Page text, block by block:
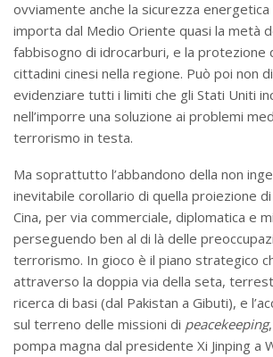
ovviamente anche la sicurezza energetica
importa dal Medio Oriente quasi la metà
fabbisogno di idrocarburi, e la protezione
cittadini cinesi nella regione. Può poi non
evidenziare tutti i limiti che gli Stati Uniti
nell’imporre una soluzione ai problemi
terrorismo in testa.
Ma soprattutto l’abbandono della non
inevitabile corollario di quella proiezione
Cina, per via commerciale, diplomatica e
perseguendo ben al di là delle
terrorismo. In gioco è il piano strategico
attraverso la doppia via della seta,
ricerca di basi (dal Pakistan a Gibuti), e
sul terreno delle missioni di peacekeeping
pompa magna dal presidente Xi Jinping a